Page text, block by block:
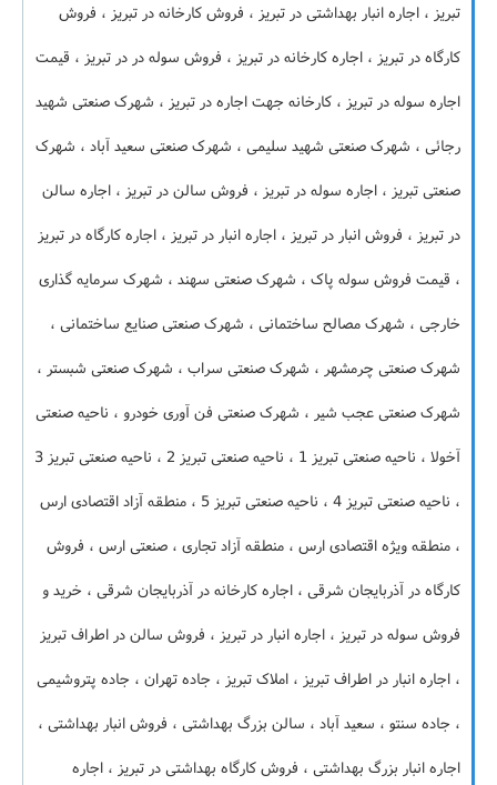
تبریز ، اجاره انبار بهداشتی در تبریز ، فروش کارخانه در تبریز ، فروش
کارگاه در تبریز ، اجاره کارخانه در تبریز ، فروش سوله در در تبریز ، قیمت
اجاره سوله در تبریز ، کارخانه جهت اجاره در تبریز ، شهرک صنعتی شهید
رجائی ، شهرک صنعتی شهید سلیمی ، شهرک صنعتی سعید آباد ، شهرک
صنعتی تبریز ، اجاره سوله در تبریز ، فروش سالن در تبریز ، اجاره سالن
در تبریز ، فروش انبار در تبریز ، اجاره انبار در تبریز ، اجاره کارگاه در تبریز
، قیمت فروش سوله پاک ، شهرک صنعتی سهند ، شهرک سرمایه گذاری
خارجی ، شهرک مصالح ساختمانی ، شهرک صنعتی صنایع ساختمانی ،
شهرک صنعتی چرمشهر ، شهرک صنعتی سراب ، شهرک صنعتی شبستر ،
شهرک صنعتی عجب شیر ، شهرک صنعتی فن آوری خودرو ، ناحیه صنعتی
آخولا ، ناحیه صنعتی تبریز 1 ، ناحیه صنعتی تبریز 2 ، ناحیه صنعتی تبریز 3
، ناحیه صنعتی تبریز 4 ، ناحیه صنعتی تبریز 5 ، منطقه آزاد اقتصادی ارس
، منطقه ویژه اقتصادی ارس ، منطقه آزاد تجاری ، صنعتی ارس ، فروش
کارگاه در آذربایجان شرقی ، اجاره کارخانه در آذربایجان شرقی ، خرید و
فروش سوله در تبریز ، اجاره انبار در تبریز ، فروش سالن در اطراف تبریز
، اجاره انبار در اطراف تبریز ، املاک تبریز ، جاده تهران ، جاده پتروشیمی
، جاده سنتو ، سعید آباد ، سالن بزرگ بهداشتی ، فروش انبار بهداشتی ،
اجاره انبار بزرگ بهداشتی ، فروش کارگاه بهداشتی در تبریز ، اجاره